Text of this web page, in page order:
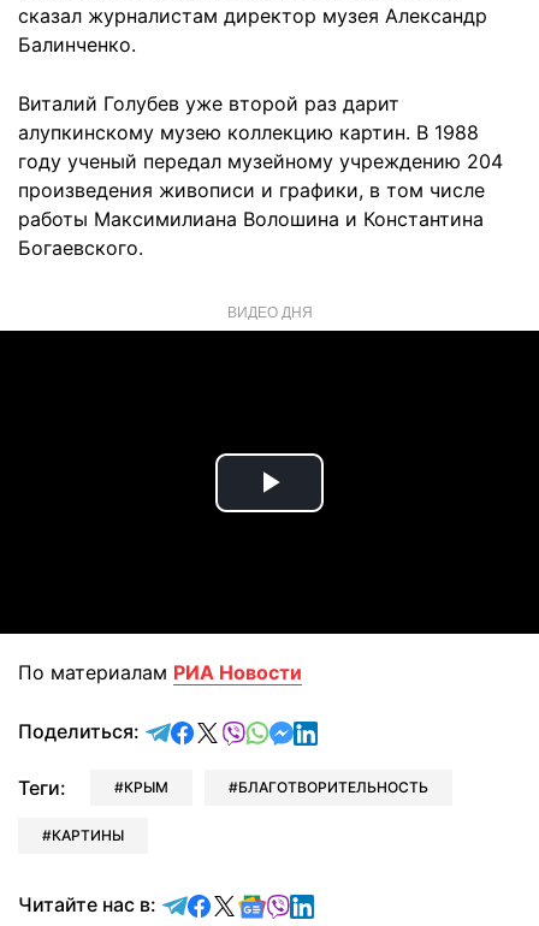
сказал журналистам директор музея Александр
Балинченко.
Виталий Голубев уже второй раз дарит
алупкинскому музею коллекцию картин. В 1988
году ученый передал музейному учреждению 204
произведения живописи и графики, в том числе
работы Максимилиана Волошина и Константина
Богаевского.
ВИДЕО ДНЯ
Play
По материалам РИА Новости
Поделиться: отправить в Telegram
поделиться в Facebook
поделиться в X
отправить в Viber
отправить в Whatsapp
отправить в Messenger
отправить в LinkedIn
Теги: КРЫМ БЛАГОТВОРИТЕЛЬНОСТЬ
КАРТИНЫ
Читайте нас в: Читайте в Telegram
Читайте в Facebook
Читайте в X
Читайте в Google news
Читайте в Viber
Читайте в LinkedIn